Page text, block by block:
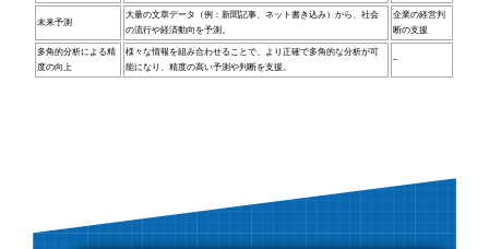
未来予測
大量の文章データ（例：新聞記事、ネット書き込み）から、社会
の流行や経済動向を予測。
企業の経営判
断の支援
多角的分析による精
度の向上
様々な情報を組み合わせることで、より正確で多角的な分析が可
能になり、精度の高い予測や判断を支援。
–